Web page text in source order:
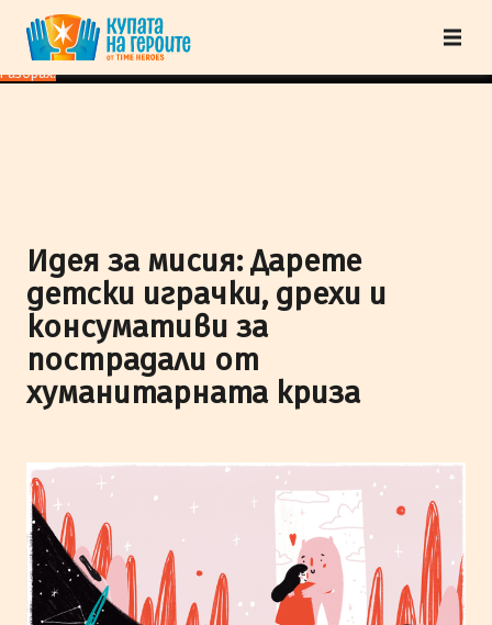
"Купата на героите" от TimeHeroes ползва cookies, за да осигурим по-
добро представяне на сайта и да подобрим Вашето преживяване.Научи
повече
Разбрах!
Идея за мисия: Дарете
детски играчки, дрехи и
консумативи за
пострадали от
хуманитарната криза